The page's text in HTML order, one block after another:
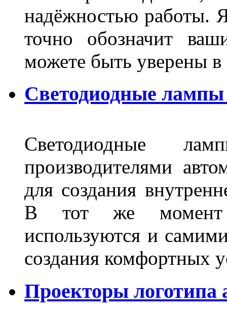
надёжностью работы.
точно обозначит
можете быть уверены
Светодиодные
Светодиодные
производителями
для создания
В тот же момент
используются и
создания комфортных
Проекторы логотипа